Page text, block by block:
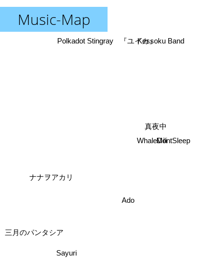
Music-Map
Ado
Sayuri
WhaleDontSleep
真夜中
三月のパンタシア
Mili
ナナヲアカリ
Polkadot Stingray Kessoku Band
『ユイカ』